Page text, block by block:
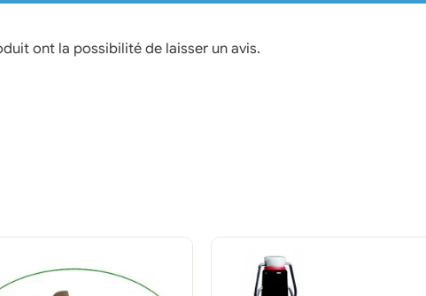
ont la possibilité de laisser un avis.